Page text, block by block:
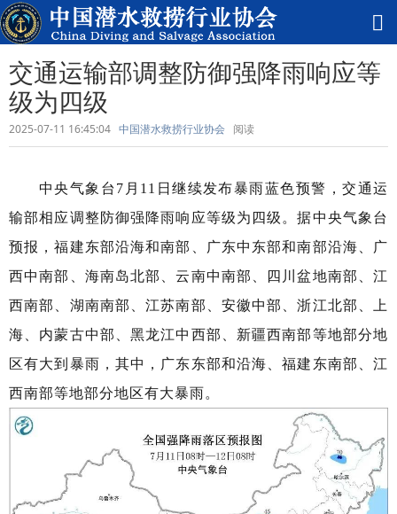
交通运输部调整防御强降雨响应等
级为四级
2025-07-11 16:45:04 中国潜水救捞行业协会 阅读
中央气象台7月11日继续发布暴雨蓝色预警，交通运
输部相应调整防御强降雨响应等级为四级。据中央气象台
预报，福建东部沿海和南部、广东中东部和南部沿海、广
西中南部、海南岛北部、云南中南部、四川盆地南部、江
西南部、湖南南部、江苏南部、安徽中部、浙江北部、上
海、内蒙古中部、黑龙江中西部、新疆西南部等地部分地
区有大到暴雨，其中，广东东部和沿海、福建东南部、江
西南部等地部分地区有大暴雨。